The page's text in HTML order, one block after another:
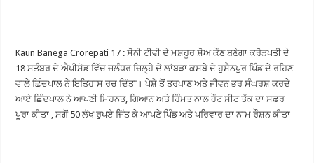
Kaun Banega Crorepati 17 : ਸੋਨੀ ਟੀਵੀ ਦੇ ਮਸ਼ਹੂਰ ਸ਼ੋਅ ਕੌਣ ਬਣੇਗਾ ਕਰੋੜਪਤੀ ਦੇ
18 ਸਤੰਬਰ ਦੇ ਐਪੀਸੋਡ ਵਿੱਚ ਜਲੰਧਰ ਜ਼ਿਲ੍ਹੇ ਦੇ ਲਾਂਬੜਾ ਕਸਬੇ ਦੇ ਹੁਸੈਨਪੁਰ ਪਿੰਡ ਦੇ ਰਹਿਣ
ਵਾਲੇ ਛਿੰਦਪਾਲ ਨੇ ਇਤਿਹਾਸ ਰਚ ਦਿੱਤਾ। ਪੇਸ਼ੇ ਤੋਂ ਤਰਖਾਣ ਅਤੇ ਜੀਵਨ ਭਰ ਸੰਘਰਸ਼ ਕਰਦੇ
ਆਏ ਛਿੰਦਪਾਲ ਨੇ ਆਪਣੀ ਮਿਹਨਤ, ਗਿਆਨ ਅਤੇ ਹਿੰਮਤ ਨਾਲ ਹੌਟ ਸੀਟ ਤੱਕ ਦਾ ਸਫ਼ਰ
ਪੂਰਾ ਕੀਤਾ , ਸਗੋਂ 50 ਲੱਖ ਰੁਪਏ ਜਿੱਤ ਕੇ ਆਪਣੇ ਪਿੰਡ ਅਤੇ ਪਰਿਵਾਰ ਦਾ ਨਾਮ ਰੌਸ਼ਨ ਕੀਤਾ